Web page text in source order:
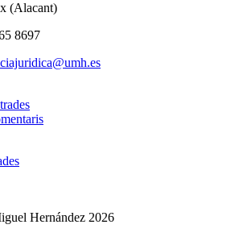
(Alacant)
8697
Hernández 2026